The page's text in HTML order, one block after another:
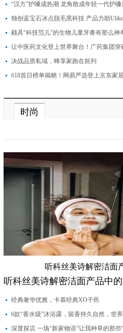
“汉方”护嗓成热潮 龙角散成年轻一代护嗓
独创蓝宝石冰点脱毛黑科技 产品力助
颇具“科技范儿”的生物儿童牙膏有那么神
让中医药文化登上世界舞台！广药集团突
决战品质私域，蜂享家跑在前列
618首日榜单揭晓！网易严选登上京东家
时尚
听科丝美诗解密洁面
听科丝美诗解密洁面产品中
经典奢华优雅，卡慕经典XO干邑
6款“香水级”沐浴露，留香持久自然，世
深度探店 一场“新家物语”让我种草的那些